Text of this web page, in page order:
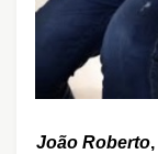
João Roberto,